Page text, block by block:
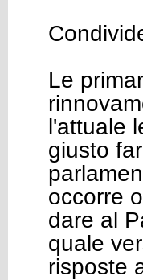
Le
l'attuale
giusto
occorre
dare al
quale
risposte